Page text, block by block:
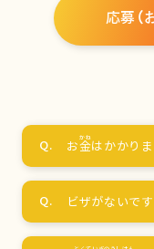
応募（
お金はかかり
ビザがないで